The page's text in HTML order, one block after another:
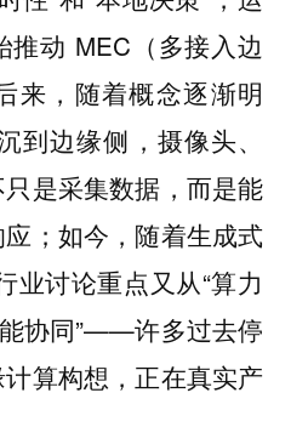
动 MEC（多接入边
来，随着概念逐渐明
到边缘侧，摄像头、
是采集数据，而是能
；如今，随着生成式
业讨论重点又从“算力
协同”——许多过去停
算构想，正在真实产